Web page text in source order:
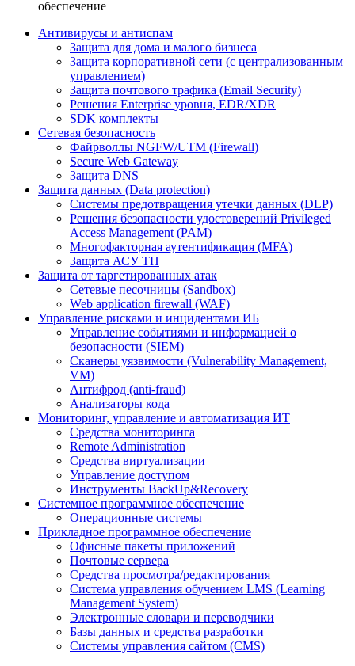
обеспечение
Антивирусы и антиспам
Защита для дома и малого бизнеса
Защита корпоративной сети (с централизованным
управлением)
Защита почтового трафика (Email Security)
Решения Enterprise уровня, EDR/XDR
SDK комплекты
Сетевая безопасность
Файрволлы NGFW/UTM (Firewall)
Secure Web Gateway
Защита DNS
Защита данных (Data protection)
Системы предотвращения утечки данных (DLP)
Решения безопасности удостоверений Privileged
Access Management (PAM)
Многофакторная аутентификация (MFA)
Защита АСУ ТП
Защита от таргетированных атак
Сетевые песочницы (Sandbox)
Web application firewall (WAF)
Управление рисками и инцидентами ИБ
Управление событиями и информацией о
безопасности (SIEM)
Сканеры уязвимости (Vulnerability Management,
VM)
Антифрод (anti-fraud)
Анализаторы кода
Мониторинг, управление и автоматизация ИТ
Средства мониторинга
Remote Administration
Средства виртуализации
Управление доступом
Инструменты BackUp&Recovery
Системное программное обеспечение
Операционные системы
Прикладное программное обеспечение
Офисные пакеты приложений
Почтовые сервера
Средства просмотра/редактирования
Система управления обучением LMS (Learning
Management System)
Электронные словари и переводчики
Базы данных и средства разработки
Системы управления сайтом (CMS)